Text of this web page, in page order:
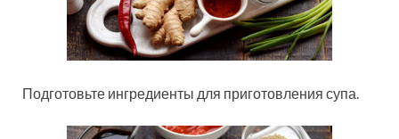
Подготовьте ингредиенты для приготовления супа.